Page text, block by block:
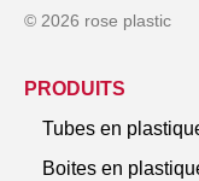
© 2026 rose plastic
PRODUITS
Tubes en
Boites en